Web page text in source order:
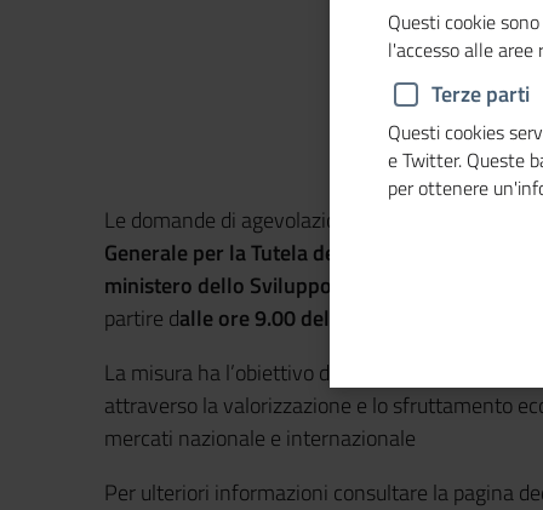
Le domande di agevolazione previste dal Bando
Generale per la Tutela della Proprietà
ministero dello Sviluppo economico
partire dalle ore 9.00 del 27 maggio 2020.
La misura ha l’obiettivo di sostenere la capacità
attraverso la valorizzazione e lo sfruttamento
mercati nazionale e internazionale
Per ulteriori informazioni consultare la pagina
Questi cookie
l'accesso alle
Terze parti
Questi cookies
e Twitter. Queste
per ottenere